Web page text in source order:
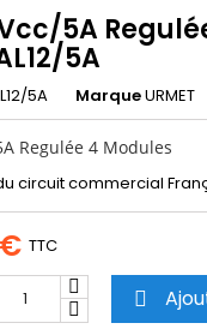
5A
5A
5A MarqueURMET
Regulée 4 Modules
circuit commercial
TTC
